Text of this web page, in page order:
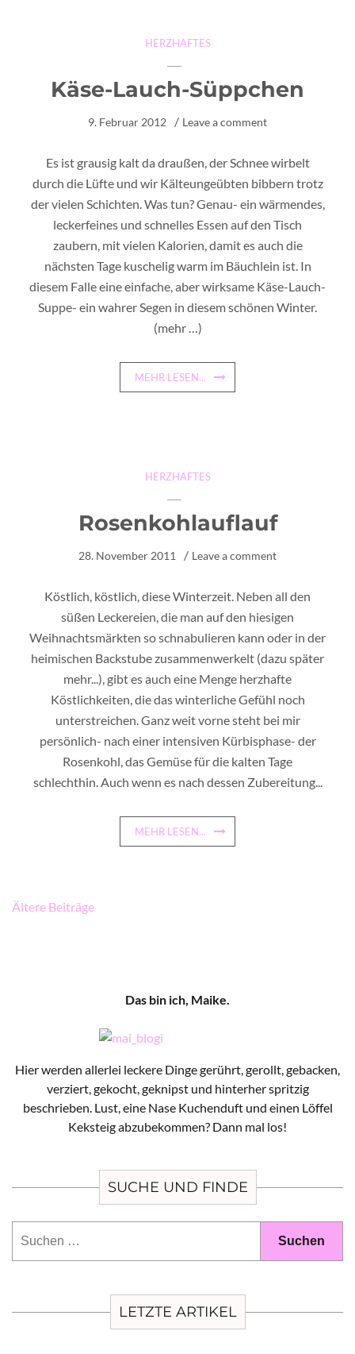
HERZHAFTES
Käse-Lauch-Süppchen
9. Februar 2012 Leave a comment
Es ist grausig kalt da draußen, der Schnee wirbelt
durch die Lüfte und wir Kälteungeübten bibbern trotz
der vielen Schichten. Was tun? Genau- ein wärmendes,
leckerfeines und schnelles Essen auf den Tisch
zaubern, mit vielen Kalorien, damit es auch die
nächsten Tage kuschelig warm im Bäuchlein ist. In
diesem Falle eine einfache, aber wirksame Käse-Lauch-
Suppe- ein wahrer Segen in diesem schönen Winter.
(mehr …)
MEHR LESEN...
HERZHAFTES
Rosenkohlauflauf
28. November 2011 Leave a comment
Köstlich, köstlich, diese Winterzeit. Neben all den
süßen Leckereien, die man auf den hiesigen
Weihnachtsmärkten so schnabulieren kann oder in der
heimischen Backstube zusammenwerkelt (dazu später
mehr...), gibt es auch eine Menge herzhafte
Köstlichkeiten, die das winterliche Gefühl noch
unterstreichen. Ganz weit vorne steht bei mir
persönlich- nach einer intensiven Kürbisphase- der
Rosenkohl, das Gemüse für die kalten Tage
schlechthin. Auch wenn es nach dessen Zubereitung...
MEHR LESEN...
Beitragsnavigation
Ältere Beiträge
Das bin ich, Maike.
Hier werden allerlei leckere Dinge gerührt, gerollt, gebacken,
verziert, gekocht, geknipst und hinterher spritzig
beschrieben. Lust, eine Nase Kuchenduft und einen Löffel
Keksteig abzubekommen? Dann mal los!
SUCHE UND FINDE
LETZTE ARTIKEL